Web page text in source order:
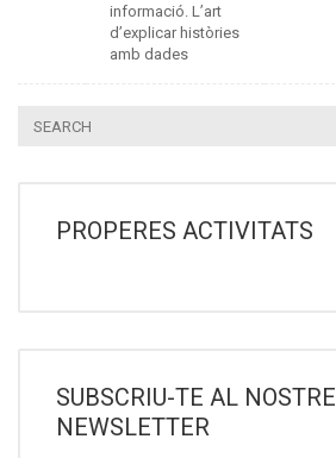
informació. L’art
d’explicar històries
amb dades
PROPERES ACTIVITATS
SUBSCRIU-TE AL NOSTRE
NEWSLETTER